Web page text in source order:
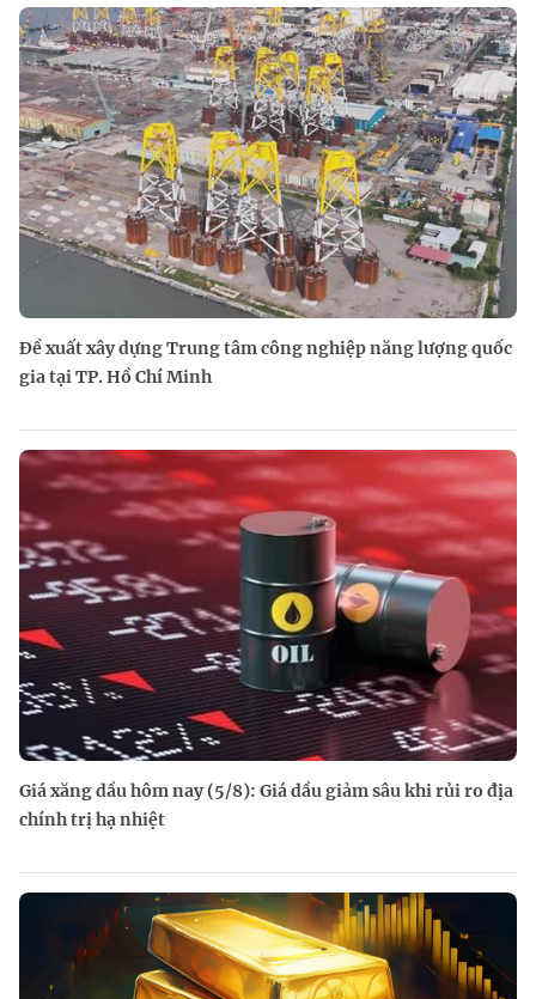
Đề xuất xây dựng Trung tâm công nghiệp năng lượng quốc
gia tại TP. Hồ Chí Minh
Giá xăng dầu hôm nay (5/8): Giá dầu giảm sâu khi rủi ro địa
chính trị hạ nhiệt